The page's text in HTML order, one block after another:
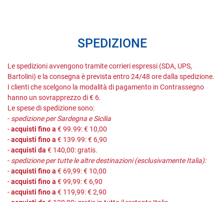
SPEDIZIONE
Le spedizioni avvengono tramite corrieri espressi (SDA, UPS,
Bartolini) e la consegna è prevista entro 24/48 ore dalla spedizione.
I clienti che scelgono la modalità di pagamento in Contrassegno
hanno un sovrapprezzo di € 6.
Le spese di spedizione sono:
- spedizione per Sardegna e Sicilia
-acquisti fino a € 99.99: € 10,00
-acquisti fino a € 139.99: € 6,90
-acquisti da € 140,00: gratis.
- spedizione per tutte le altre destinazioni (esclusivamente Italia):
-acquisti fino a € 69,99: € 10,00
-acquisti fino a € 99,99: € 6,90
-acquisti fino a € 119,99: € 2,90